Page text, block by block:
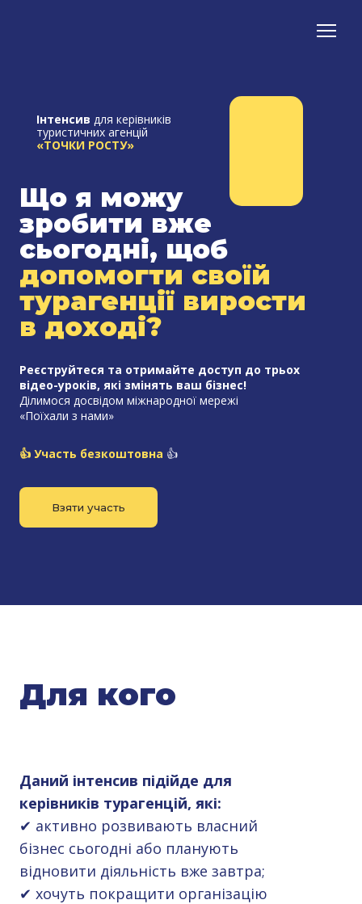
Що я можу
зробити вже
сьогодні, щоб
допомогти своїй
турагенції вирости
в доході?
Інтенсив для керівників
туристичних агенцій
«ТОЧКИ РОСТУ»
Реєструйтеся та отримайте доступ до трьох
відео-уроків, які змінять ваш бізнес!
Ділимося досвідом міжнародної мережі
«Поїхали з нами»
👍 Участь безкоштовна 👍
Взяти участь
Для кого
Даний інтенсив підійде для
керівників турагенцій, які:
✔ активно розвивають власний
бізнес сьогодні або планують
відновити діяльність вже завтра;
✔ хочуть покращити організацію